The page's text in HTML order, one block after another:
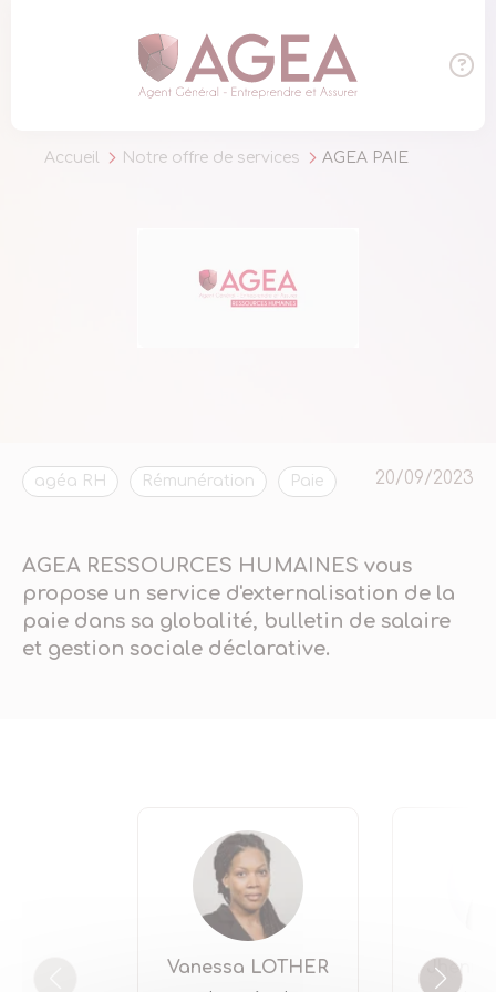
Accueil Notre offre de services AGEA PAIE
agéa RH Rémunération Paie 20/09/2023
AGEA RESSOURCES HUMAINES vous
propose un service d'externalisation de la
paie dans sa globalité, bulletin de salaire
et gestion sociale déclarative.
Vanessa LOTHER